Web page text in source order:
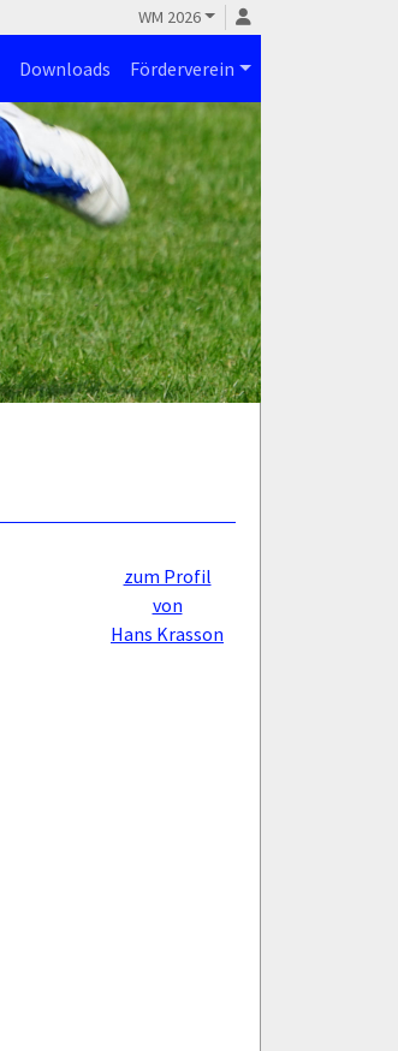
WM 2026
Downloads Förderverein
zum Profil
von
Hans Krasson